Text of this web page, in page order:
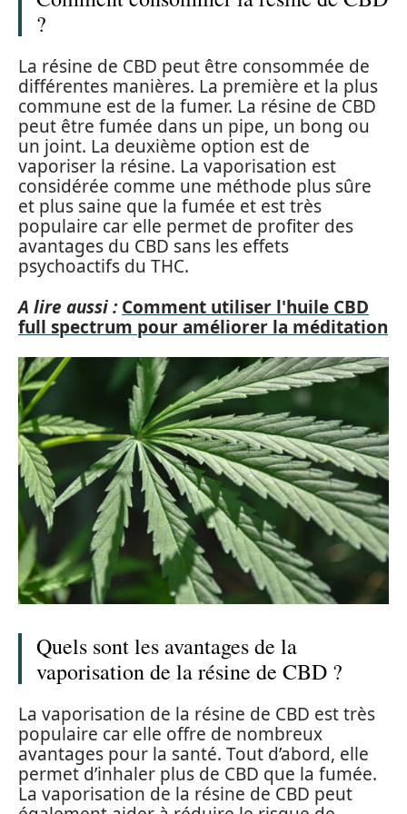
?
La résine de CBD peut être consommée de
différentes manières. La première et la plus
commune est de la fumer. La résine de CBD
peut être fumée dans un pipe, un bong ou
un joint. La deuxième option est de
vaporiser la résine. La vaporisation est
considérée comme une méthode plus sûre
et plus saine que la fumée et est très
populaire car elle permet de profiter des
avantages du CBD sans les effets
psychoactifs du THC.
A lire aussi : Comment utiliser l'huile CBD
full spectrum pour améliorer la méditation
Quels sont les avantages de la
vaporisation de la résine de CBD ?
La vaporisation de la résine de CBD est très
populaire car elle offre de nombreux
avantages pour la santé. Tout d’abord, elle
permet d’inhaler plus de CBD que la fumée.
La vaporisation de la résine de CBD peut